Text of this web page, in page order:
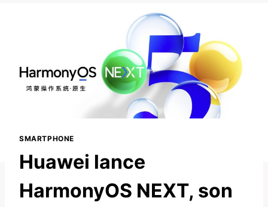
SMARTPHONE
Huawei lance
HarmonyOS NEXT, son